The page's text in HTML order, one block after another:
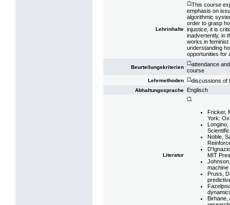
Lehrinhalte
(*)This course
emphasis on
algorithmic
order to grasp
injustice, it is
inadvertently, in
works in
understanding
opportunities for
Beurteilungskriterien
(*)attendance
course
Lehrmethoden (*)discussions of
Abhaltungssprache Englisch
Literatur
(*)
Fricker,
York:
Longino,
Noble,
MIT
machine
Pruss,
Birhane,